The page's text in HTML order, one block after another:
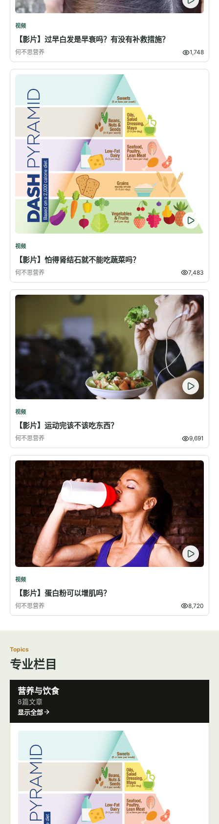
视频
【影片】过早白发是早衰吗？有没有补救措施？
何不思营养 1,748
视频
【影片】怕得肾结石就不能吃蔬菜吗？
何不思营养 7,483
视频
【影片】运动完该不该吃东西？
何不思营养 9,691
视频
【影片】蛋白粉可以增肌吗？
何不思营养 8,720
Topics
专业栏目
营养与饮食
8篇文章
显示全部